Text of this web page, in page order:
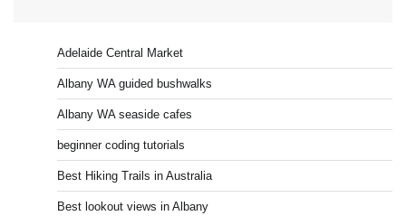
Adelaide Central Market
Albany WA guided bushwalks
Albany WA seaside cafes
beginner coding tutorials
Best Hiking Trails in Australia
Best lookout views in Albany